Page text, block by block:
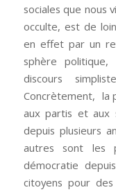
sociales que nous
occulte, est de
en effet par un
sphère politique,
discours
Concrètement, la
aux partis et aux
depuis plusieurs
autres sont les
démocratie
citoyens pour